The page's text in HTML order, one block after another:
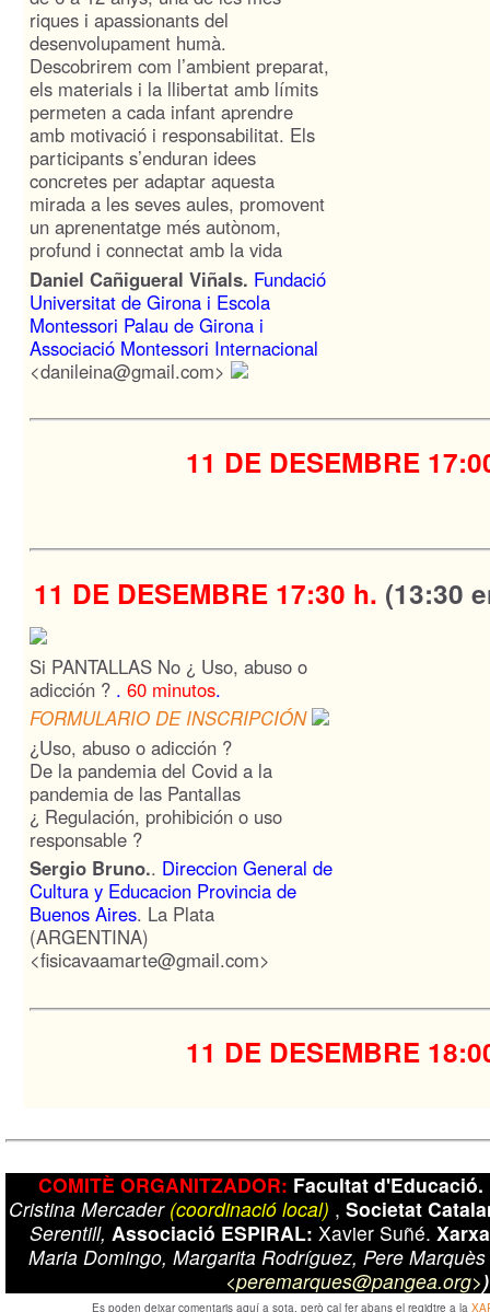
riques i apassionants del
desenvolupament humà.
Descobrirem com l’ambient preparat,
els materials i la llibertat amb límits
permeten a cada infant aprendre
amb motivació i responsabilitat. Els
participants s’enduran idees
concretes per adaptar aquesta
mirada a les seves aules, promovent
un aprenentatge més autònom,
profund i connectat amb la vida
Daniel Cañigueral Viñals. Fundació
Universitat de Girona i Escola
Montessori Palau de Girona i
Associació Montessori Internacional
<danileina@gmail.com>
11 DE DESEMBRE
11 DE DESEMBRE 17:30 h. (13:30
Si PANTALLAS No ¿ Uso, abuso o
adicción ? . 60 minutos.
FORMULARIO DE INSCRIPCIÓN
¿Uso, abuso o adicción ?
De la pandemia del Covid a la
pandemia de las Pantallas
¿ Regulación, prohibición o uso
responsable ?
Sergio Bruno.. Direccion General de
Cultura y Educacion Provincia de
Buenos Aires. La Plata
(ARGENTINA)
<fisicavaamarte@gmail.com>
11 DE DESEMBRE
COMITÈ ORGANITZADOR: Facultat d'Educació.
Cristina Mercader (coordinació local) , Societat
Serentill, Associació ESPIRAL: Xavier Suñé.
Maria Domingo, Margarita Rodríguez, Pere
<peremarques@pangea.org>)
Es poden deixar comentaris aquí a sota, però cal fer abans el regidtre a la